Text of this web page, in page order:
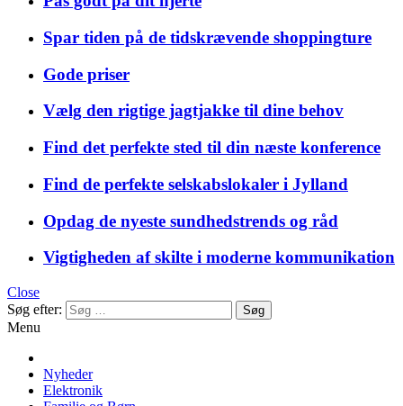
Spar tiden på de tidskrævende shoppingture
Gode priser
Vælg den rigtige jagtjakke til dine behov
Find det perfekte sted til din næste konference
Find de perfekte selskabslokaler i Jylland
Opdag de nyeste sundhedstrends og råd
Vigtigheden af skilte i moderne kommunikation
Close
Søg efter:
Menu
Nyheder
Elektronik